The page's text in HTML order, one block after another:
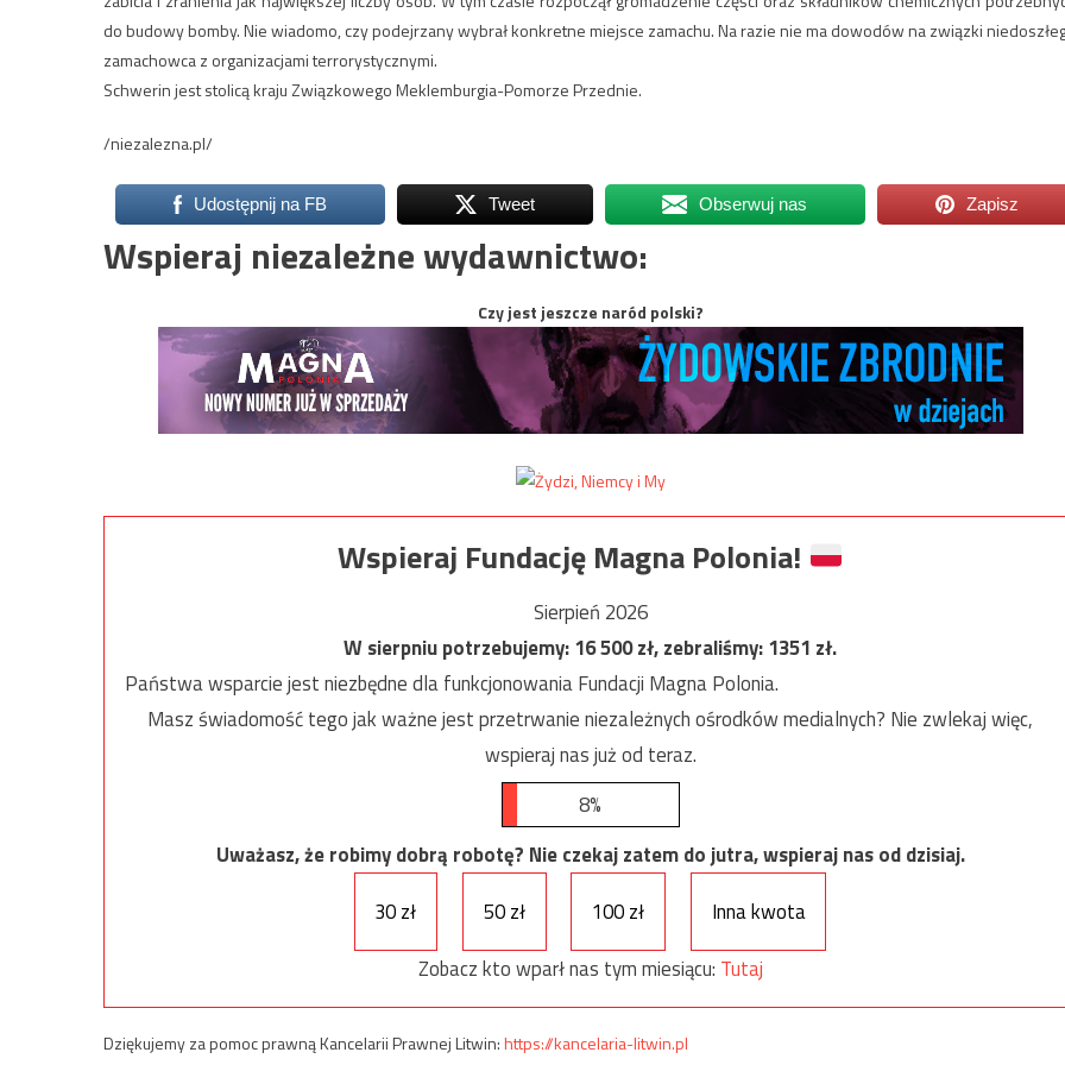
do budowy bomby. Nie wiadomo, czy podejrzany wybrał konkretne miejsce zamachu. Na razie nie ma dowodów na związki
zamachowca z organizacjami terrorystycznymi.
Schwerin jest stolicą kraju Związkowego Meklemburgia-Pomorze Przednie.
/niezalezna.pl/
Udostępnij na FB Tweet Obserwuj nas Zapisz
Wspieraj niezależne wydawnictwo:
Czy jest jeszcze naród polski?
Wspieraj Fundację Magna Polonia!
Sierpień 2026
W sierpniu potrzebujemy:16 500zł, zebraliśmy:1351 zł.
Państwa wsparcie jest niezbędne dla funkcjonowania Fundacji Magna Polonia.
Masz świadomość tego jak ważne jest przetrwanie niezależnych ośrodków medialnych? Nie zwlekaj więc,
wspieraj nas już od teraz.
8%
Uważasz, że robimy dobrą robotę? Nie czekaj zatem do jutra, wspieraj nas od dzisiaj.
30 zł
50 zł 100 zł
Inna kwota
Zobacz kto wparł nas tym miesiącu: Tutaj
Dziękujemy za pomoc prawną Kancelarii Prawnej Litwin:https://kancelaria-litwin.pl